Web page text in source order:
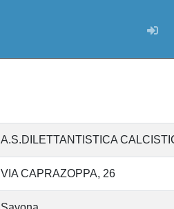
A.S.DILETTANTISTICA
VIA CAPRAZOPPA, 26